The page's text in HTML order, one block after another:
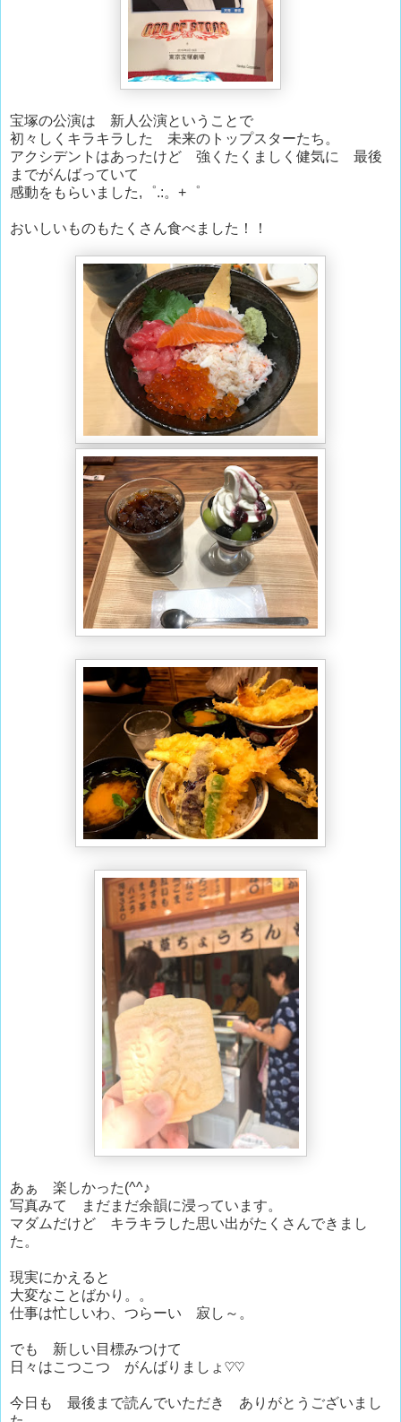
宝塚の公演は 新人公演ということで
初々しくキラキラした 未来のトップスターたち。
アクシデントはあったけど 強くたくましく健気に 最後
までがんばっていて
感動をもらいました,゜.:。+゜
おいしいものもたくさん食べました！！
あぁ 楽しかった(^^♪
写真みて まだまだ余韻に浸っています。
マダムだけど キラキラした思い出がたくさんできまし
た。
現実にかえると
大変なことばかり。。
仕事は忙しいわ、つらーい 寂し～。
でも 新しい目標みつけて
日々はこつこつ がんばりましょ♡♡
今日も 最後まで読んでいただき ありがとうございまし